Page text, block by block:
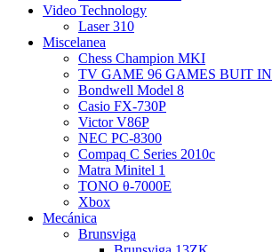
Video Technology
Laser 310
Miscelanea
Chess Champion MKI
TV GAME 96 GAMES BUIT IN
Bondwell Model 8
Casio FX-730P
Victor V86P
NEC PC-8300
Compaq C Series 2010c
Matra Minitel 1
TONO θ-7000E
Xbox
Mecánica
Brunsviga